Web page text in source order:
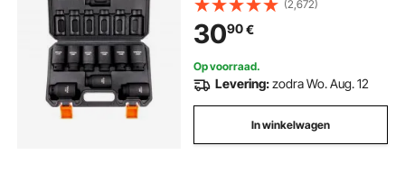
48 dopsleutel inclusief
gereedschapskoffer, metrische
schroefverwijderaar
(2,672)
3090€
Op voorraad.
Levering:zodra Wo. Aug. 12
In winkelwagen